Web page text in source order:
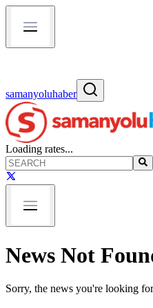
samanyoluhaber
Loading rates...
News Not
Sorry, the news you're looking